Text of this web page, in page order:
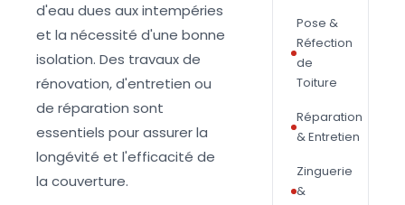
d'eau dues aux intempéries
et la nécessité d'une bonne
isolation. Des travaux de
rénovation, d'entretien ou
de réparation sont
essentiels pour assurer la
longévité et l'efficacité de
la couverture.
Pose &
Réfection
de
Toiture
Réparation
& Entretien
Zinguerie
&